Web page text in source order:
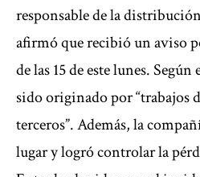
responsable de la
afirmó que recibió un aviso
de las 15 de este lunes.
sido originado por “trabajos
terceros”.Además, la
lugar y logró controlar la